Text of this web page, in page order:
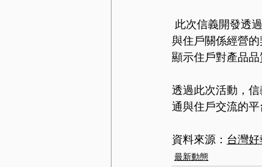
此次信義開發透
與住戶關係經營的
顯示住戶對產品
透過此次活動，
通與住戶交流的
資料來源： 台灣好
最新動態